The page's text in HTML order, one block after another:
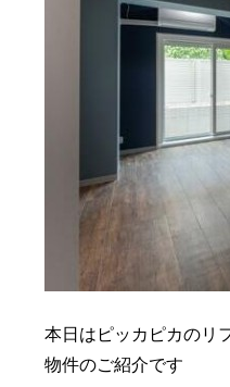
本日はピッカピカのリ
物件のご紹介です